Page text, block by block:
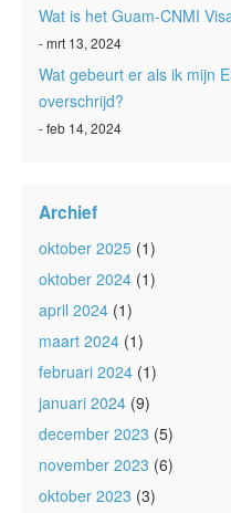
Wat is het Guam-CNMI
- mrt 13, 2024
Wat gebeurt er als ik mijn
overschrijd?
- feb 14, 2024
Archief
oktober 2025 (1)
oktober 2024 (1)
april 2024 (1)
maart 2024 (1)
februari 2024 (1)
januari 2024 (9)
december 2023 (5)
november 2023 (6)
oktober 2023 (3)